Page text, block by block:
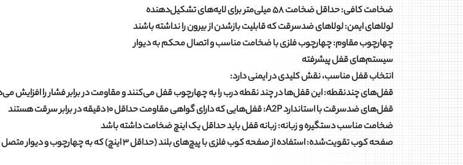
ضخامت کافی: حداقل ضخامت ۵۸ میلی‌متر برای لایه‌های تشکیل‌دهنده
لولاهای ایمن: لولاهای ضدسرقت که قابلیت بازشدن از بیرون را نداشته باشند
چهارچوب مقاوم: چهارچوب فلزی با ضخامت مناسب و اتصال محکم به دیوار
سیستم‌های قفل پیشرفته
انتخاب قفل مناسب، نقش کلیدی در ایمنی دارد:
قفل‌های چندنقطه: این قفل‌ها در چند نقطه درب را به چهارچوب قفل می‌کنند و مقاومت در برابر فشار را افزایش
قفل‌های ضدسرقت با استاندارد A2P: قفل‌هایی که دارای گواهی مقاومت حداقل ۱۰ دقیقه در برابر سرقت هستند
ضخامت مناسب دستگیره و زبانه: زبانه قفل باید حداقل یک اینچ ضخامت داشته باشد
صفحه کوب تقویت‌شده: استفاده از صفحه کوب فلزی با پیچ‌های بلند (حداقل ۳ اینچ) که به چهارچوب و دیوار متصل می‌شود